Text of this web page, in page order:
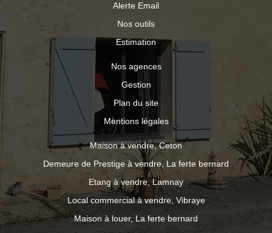
Alerte Email
Nos outils
Estimation
Nos agences
Gestion
Plan du site
Mentions légales
Maison à vendre, Ceton
Demeure de Prestige à vendre, La ferte bernard
Etang à vendre, Lamnay
Local commercial à vendre, Vibraye
Maison à louer, La ferte bernard